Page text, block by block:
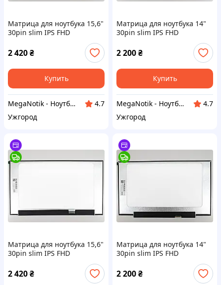
Матрица для ноутбука 15,6"
30pin slim IPS FHD
креплениями (K996)
2 420₴
Купить
MegaNotik - Ноутбуки и запчасти к ним.
4.7
Ужгород
Матрица для ноутбука 14"
30pin slim IPS FHD
креплениями (K1016)
2 200₴
Купить
MegaNotik - Ноутбуки и запчасти к ним.
4.7
Ужгород
Матрица для ноутбука 15,6"
30pin slim IPS FHD
(1920x1080) матовый без
креплений без панели
(K1014)
2 420₴
Матрица для ноутбука 14"
30pin slim IPS FHD
(1920x1080) матовый без
креплений (K1015)
2 200₴